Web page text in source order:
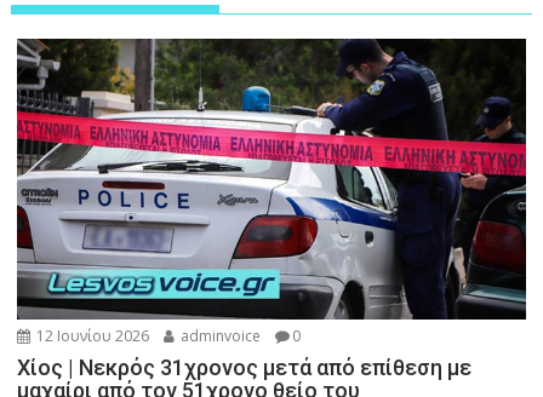
12 Ιουνίου 2026 adminvoice 0
Χίος | Νεκρός 31χρονος μετά από επίθεση με
μαχαίρι από τον 51χρονο θείο του